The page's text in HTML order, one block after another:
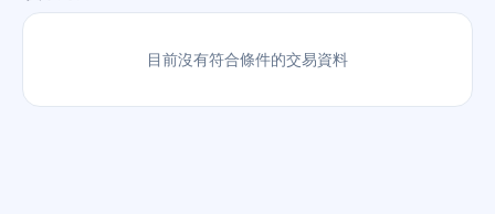
目前沒有符合條件的交易資料